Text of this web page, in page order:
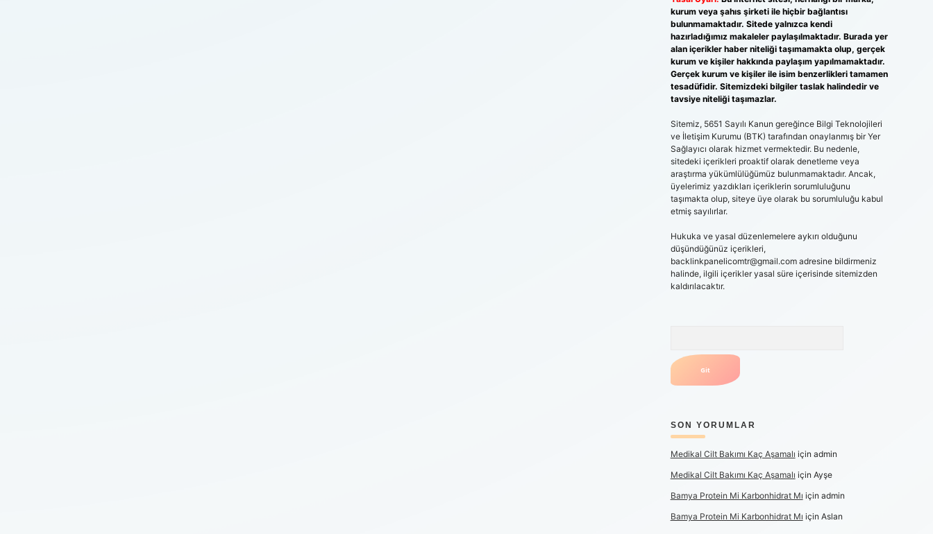
kurum veya şahıs şirketi ile hiçbir bağlantısı
bulunmamaktadır. Sitede yalnızca kendi
hazırladığımız makaleler paylaşılmaktadır. Burada yer
alan içerikler haber niteliği taşımamakta olup, gerçek
kurum ve kişiler hakkında paylaşım yapılmamaktadır.
Gerçek kurum ve kişiler ile isim benzerlikleri tamamen
tesadüfidir. Sitemizdeki bilgiler taslak halindedir ve
tavsiye niteliği taşımazlar.
Sitemiz, 5651 Sayılı Kanun gereğince Bilgi Teknolojileri
ve İletişim Kurumu (BTK) tarafından onaylanmış bir Yer
Sağlayıcı olarak hizmet vermektedir. Bu nedenle,
sitedeki içerikleri proaktif olarak denetleme veya
araştırma yükümlülüğümüz bulunmamaktadır. Ancak,
üyelerimiz yazdıkları içeriklerin sorumluluğunu
taşımakta olup, siteye üye olarak bu sorumluluğu kabul
etmiş sayılırlar.
Hukuka ve yasal düzenlemelere aykırı olduğunu
düşündüğünüz içerikleri,
backlinkpanelicomtr@gmail.comadresine bildirmeniz
halinde, ilgili içerikler yasal süre içerisinde sitemizden
kaldırılacaktır.
SON YORUMLAR
Medikal Cilt Bakımı Kaç Aşamalı için admin
Medikal Cilt Bakımı Kaç Aşamalı için Ayşe
Bamya Protein Mi Karbonhidrat Mı için admin
Bamya Protein Mi Karbonhidrat Mı için Aslan